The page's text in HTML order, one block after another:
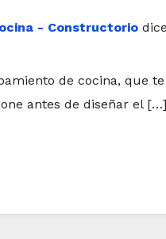
- Constructorio
de cocina, que
antes de diseñar el […]